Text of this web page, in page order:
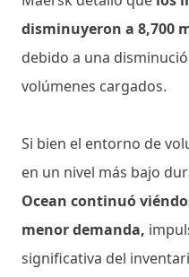
disminuyeron a 8,700
debido a una
volúmenes cargados.
Si bien el entorno de
en un nivel más bajo
Ocean continuó
menor demanda,
significativa del